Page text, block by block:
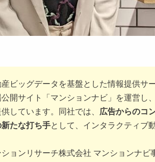
ビッグデータを基盤とした情報提供サ
開サイト「マンションナビ」を運営し
供しています。同社では、 広告からのコ
たな打ち手として、インタラクティブ
ションリサーチ株式会社 マンションナ